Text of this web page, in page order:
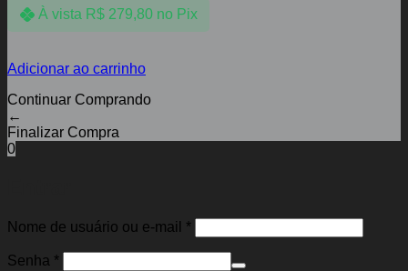
À vista R$279,80 no Pix
Adicionar ao carrinho
Continuar Comprando
←
Finalizar Compra
0
Nome de usuário ou e-mail *Obrigatório
Senha *Obrigatório